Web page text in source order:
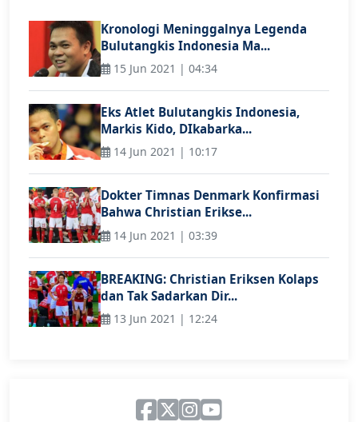
Kronologi Meninggalnya Legenda
Bulutangkis Indonesia Ma...
15 Jun 2021 | 04:34
Eks Atlet Bulutangkis Indonesia,
Markis Kido, DIkabarka...
14 Jun 2021 | 10:17
Dokter Timnas Denmark Konfirmasi
Bahwa Christian Erikse...
14 Jun 2021 | 03:39
BREAKING: Christian Eriksen Kolaps
dan Tak Sadarkan Dir...
13 Jun 2021 | 12:24